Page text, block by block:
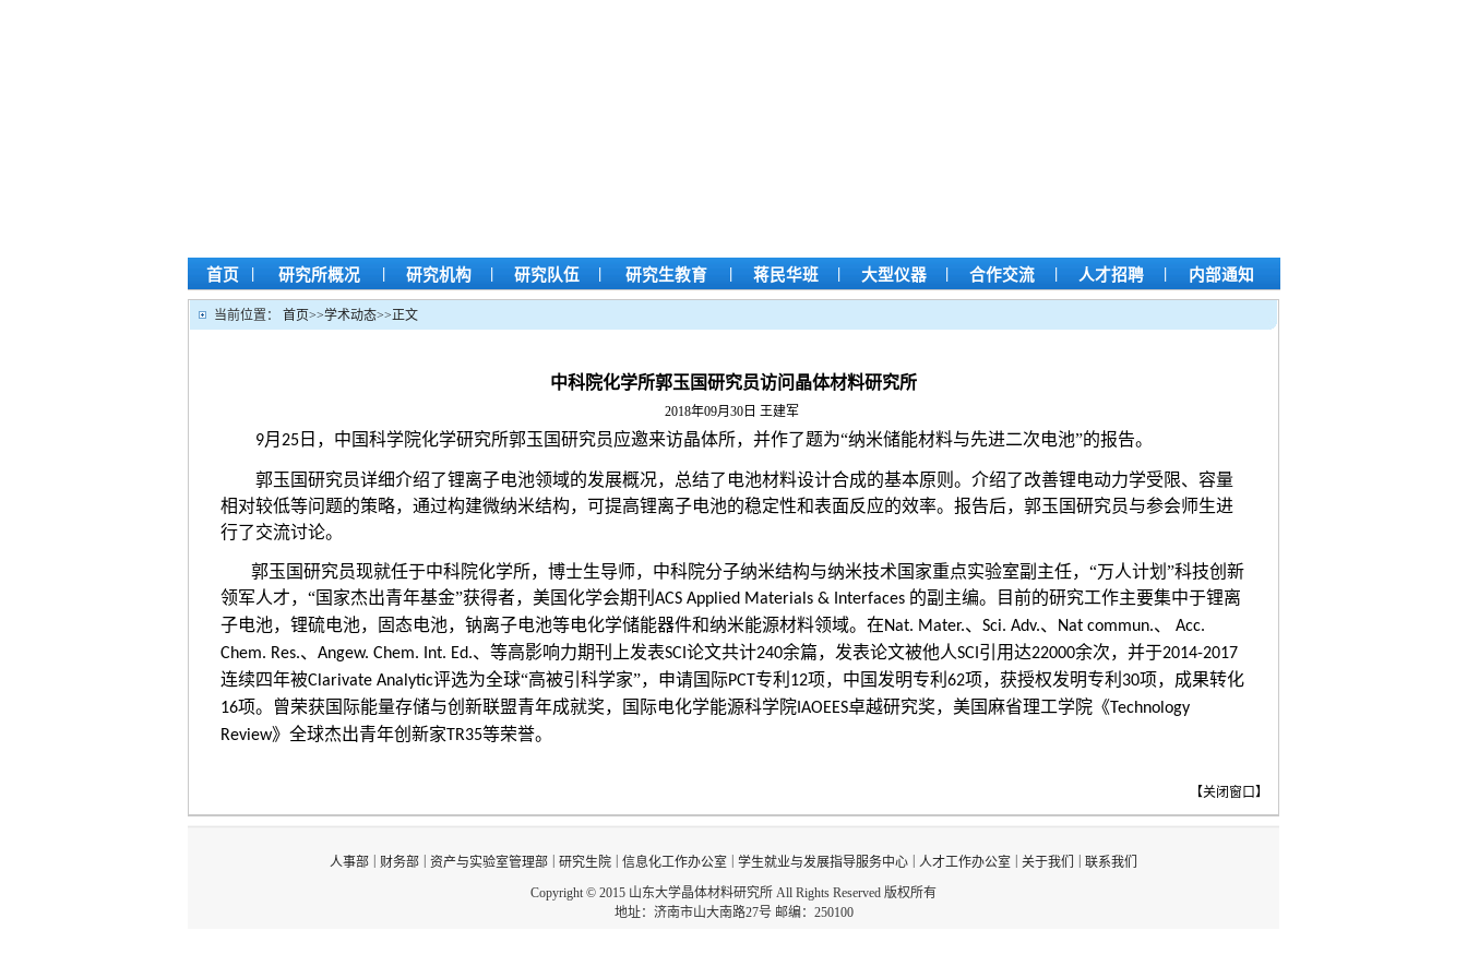
首页 | 研究所概况 | 研究机构 | 研究队伍 | 研究生教育 | 蒋民华班 | 大型仪器 | 合作交流 | 人才招聘 | 内部通知
当前位置： 首页>>学术动态>>正文
中科院化学所郭玉国研究员访问晶体材料研究所
2018年09月30日 王建军
9月 25 日，中国科学院化学研究所郭玉国研究员应邀来访晶体所，并作了题为“纳米储能材料与先进二次电池”的报告。
郭玉国研究员详细介绍了锂离子电池领域的发展概况，总结了电池材料设计合成的基本原则。介绍了改善锂电动力学受限、容量
相对较低等问题的策略，通过构建微纳米结构，可提高锂离子电池的稳定性和表面反应的效率。报告后，郭玉国研究员与参会师生进
行了交流讨论。
郭玉国研究员现就任于中科院化学所，博士生导师，中科院分子纳米结构与纳米技术国家重点实验室副主任，“万人计划”科技创新
领军人才，“国家杰出青年基金”获得者，美国化学会期刊 ACS Applied Materials & Interfaces 的副主编。目前的研究工作主要集中于锂离
子电池，锂硫电池，固态电池，钠离子电池等电化学储能器件和纳米能源材料领域。在Nat. Mater.、 Sci. Adv.、 Nat commun.、
Acc.
Chem. Res.、 Angew. Chem. Int. Ed.、等高影响力期刊上发表SCI 论文共计240余篇，发表论文被他人SCI 引用达22000余次，并于2014-2017
连续四年被Clarivate Analytic评选为全球“高被引科学家”，申请国际PCT专利 12项，中国发明专利 62项，获授权发明专利 30项，成果转化
16项。曾荣获国际能量存储与创新联盟青年成就奖，国际电化学能源科学院 IAOEES卓越研究奖，美国麻省理工学院《Technology
Review》全球杰出青年创新家TR35等荣誉。
【关闭窗口】
人事部 财务部 资产与实验室管理部 研究生院 信息化工作办公室 学生就业与发展指导服务中心 人才工作办公室 关于我们
联系我们
Copyright © 2015 山东大学晶体材料研究所 All Rights Reserved 版权所有
地址：济南市山大南路27号 邮编：250100